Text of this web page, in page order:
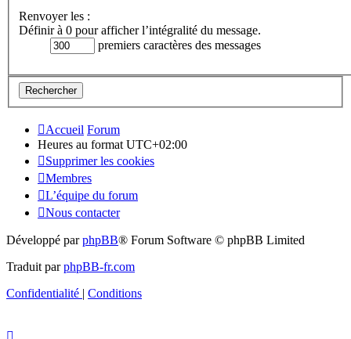
Renvoyer les :
Définir à 0 pour afficher l’intégralité du message.
premiers caractères des messages
Accueil Forum
Heures au format UTC+02:00
Supprimer les cookies
Membres
L’équipe du forum
Nous contacter
Développé parphpBB® Forum Software © phpBB Limited
Traduit parphpBB-fr.com
Confidentialité | Conditions